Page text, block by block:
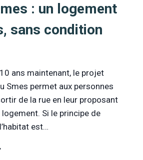
: un logement
sans condition
ans maintenant, le projet
Smes permet aux personnes
de la rue en leur proposant
Si le principe de
est…